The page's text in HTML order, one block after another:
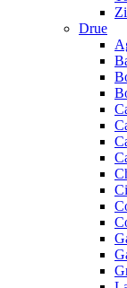
Drue